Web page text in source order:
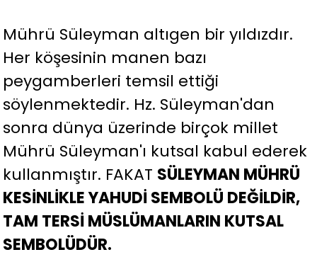
Mührü Süleyman altıgen bir yıldızdır.
Her köşesinin manen bazı
peygamberleri temsil ettiği
söylenmektedir. Hz. Süleyman'dan
sonra dünya üzerinde birçok millet
Mührü Süleyman'ı kutsal kabul ederek
kullanmıştır. FAKAT SÜLEYMAN MÜHRÜ
KESİNLİKLE YAHUDİ SEMBOLÜ DEĞİLDİR,
TAM TERSİ MÜSLÜMANLARIN KUTSAL
SEMBOLÜDÜR.